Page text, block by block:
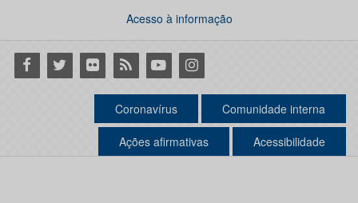
Acesso à informação
Facebook
Twitter Flickr RSS YoutubeInstagram
Coronavírus Comunidade interna
Ações afirmativas Acessibilidade